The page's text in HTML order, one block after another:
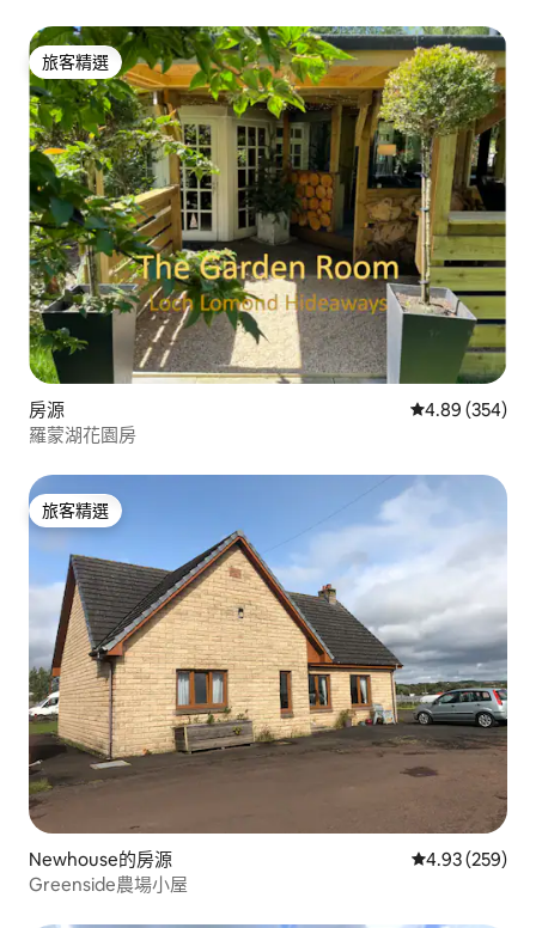
旅客精選
旅客精選
房源 從 354 則評價
4.89 (354)
羅蒙湖花園房
旅客精選
旅客精選
Newhouse的房源 從 259 則評價
4.93 (259)
Greenside農場小屋